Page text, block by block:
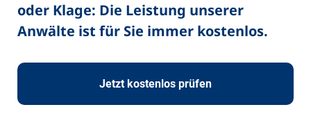
oder Klage: Die Leistung unserer
Anwälte ist für Sie immer kostenlos.
Jetzt kostenlos prüfen